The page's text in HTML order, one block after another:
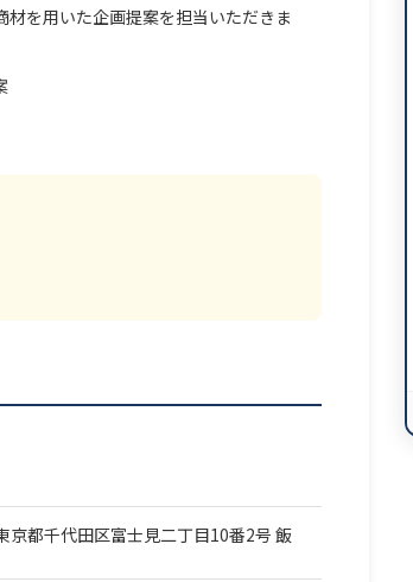
を用いた企画提案を担当いただきま
都千代田区富士見二丁目10番2号 飯